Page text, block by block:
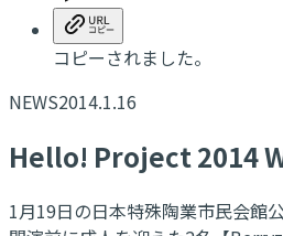
コピーされました。
NEWS2014.1.16
Hello! Project 2014
1月19日の日本特殊陶業市民会館公